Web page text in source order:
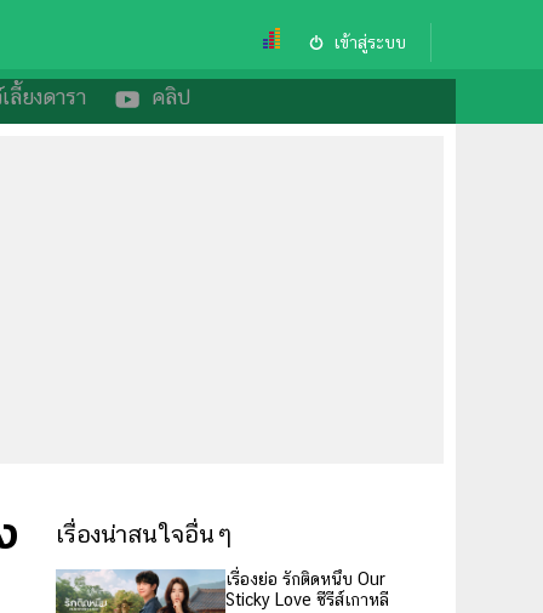
เข้าสู่ระบบ
ลี้ยงดารา คลิป
เรื่องน่าสนใจอื่นๆ
เรื่องย่อ รักติดหนึบ Our
Sticky Love ซีรีส์เกาหลี